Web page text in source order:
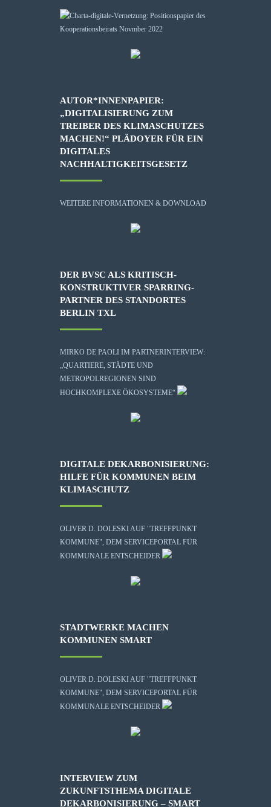
AUTOR*INNENPAPIER:
„DIGITALISIERUNG ZUM
TREIBER DES KLIMASCHUTZES
MACHEN!“ PLÄDOYER FÜR EIN
DIGITALES
NACHHALTIGKEITSGESETZ
WEITERE INFORMATIONEN & DOWNLOAD
DER BVSC ALS KRITISCH-
KONSTRUKTIVER SPARRING-
PARTNER DES STANDORTES
BERLIN TXL
MIRKO DE PAOLI IM PARTNERINTERVIEW:
„QUARTIERE, STÄDTE UND
METROPOLREGIONEN SIND
HOCHKOMPLEXE ÖKOSYSTEME“
DIGITALE DEKARBONISIERUNG:
HILFE FÜR KOMMUNEN BEIM
KLIMASCHUTZ
OLIVER D. DOLESKI AUF "TREFFPUNKT
KOMMUNE", DEM SERVICEPORTAL FÜR
KOMMUNALE ENTSCHEIDER
STADTWERKE MACHEN
KOMMUNEN SMART
OLIVER D. DOLESKI AUF "TREFFPUNKT
KOMMUNE", DEM SERVICEPORTAL FÜR
KOMMUNALE ENTSCHEIDER
INTERVIEW ZUM
ZUKUNFTSTHEMA DIGITALE
DEKARBONISIERUNG – SMART